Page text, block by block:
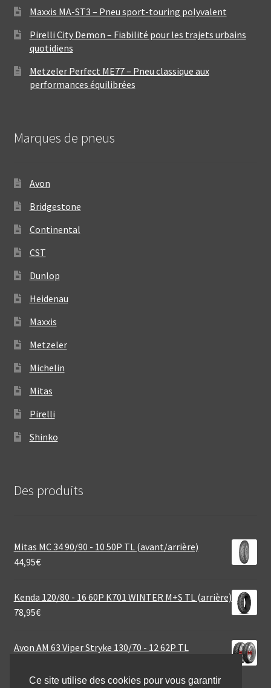
Maxxis MA-ST3 – Pneu sport-touring polyvalent
Pirelli City Demon – Fiabilité pour les trajets urbains
quotidiens
Metzeler Perfect ME77 – Pneu classique aux
performances équilibrées
Marques de pneus
Avon
Bridgestone
Continental
CST
Dunlop
Heidenau
Maxxis
Metzeler
Michelin
Mitas
Pirelli
Shinko
Des produits
Mitas MC 34 90/90 - 10 50P TL (avant/arrière)
44,95€
Kenda 120/80 - 16 60P K701 WINTER M+S TL (arrière)
78,95€
Avon AM 63 Viper Stryke 130/70 - 12 62P TL
49,09€
Ce site utilise des cookies pour vous garantir